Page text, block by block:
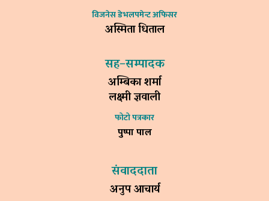
विजनेस डेभलपमेन्ट अफिसर
अस्मिता धिताल
सह–सम्पादक
अम्बिका शर्मा
लक्ष्मी ज्ञवाली
फोटो पत्रकार
पुष्पा पाल
संवाददाता
अनुप आचार्य